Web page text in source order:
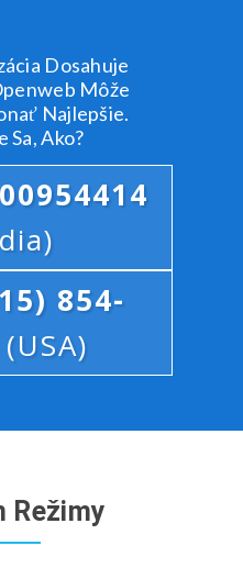
Dosahuje
Môže
Najlepšie.
Sa, Ako?
854-
(USA)
Režimy